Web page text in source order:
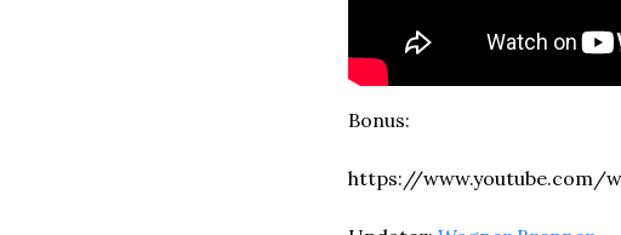
Bonus:
https://www.youtube.com/